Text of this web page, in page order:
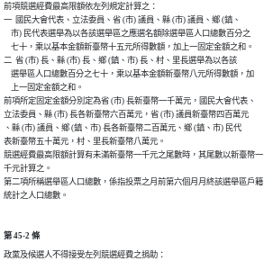
前項競選經費最高限額依左列規定計算之：
一  國民大會代表、立法委員、省 (市) 議員、縣 (市) 議員、鄉 (鎮、
    市) 民代表選舉為以各該選舉區之應選名額除選舉區人口總數百分之
    七十，乘以基本金額新臺幣十五元所得數額，加上一固定金額之和。
二  省 (市) 長、縣 (市) 長、鄉 (鎮、市) 長、村、里長選舉為以各該
    選舉區人口總數百分之七十，乘以基本金額新臺幣八元所得數額，加
    上一固定金額之和。
前項所定固定金額分別定為省 (市) 長新臺幣一千萬元，國民大會代表、
立法委員、縣 (市) 長各新臺幣六百萬元，省 (市) 議員新臺幣四百萬元
、縣 (市) 議員、鄉 (鎮、市) 長各新臺幣二百萬元、鄉 (鎮、市) 民代
表新臺幣五十萬元，村、里長新臺幣八萬元。
競選經費最高限額計算有未滿新臺幣一千元之尾數時，其尾數以新臺幣一
千元計算之。
第二項所稱選舉區人口總數，係指投票之月前第六個月月終該選舉區戶籍
統計之人口總數。
第 45-2 條
政黨及候選人不得接受左列競選經費之捐助：